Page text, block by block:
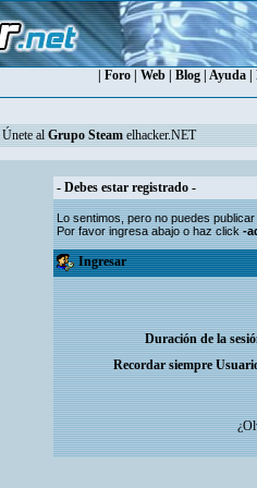
Foro| Web| Blog| Ayuda|
Únete al Grupo Steamelhacker.NET
- Debes estar registrado -
Lo sentimos, pero no puedes
Por favor ingresa abajo o haz click-
Ingresar
Duración de la
Recordar siempre